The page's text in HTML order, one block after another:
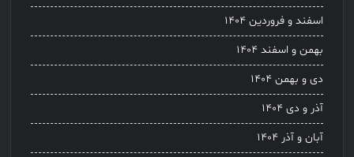
اسفند و فروردین ۱۴۰۴
بهمن و اسفند ۱۴۰۴
دی و بهمن ۱۴۰۴
آذر و دی ۱۴۰۴
آبان و آذر ۱۴۰۴